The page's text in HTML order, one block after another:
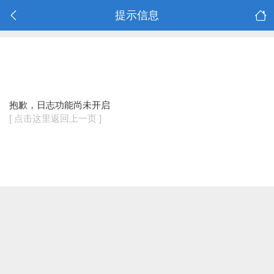
提示信息
抱歉，日志功能尚未开启
[ 点击这里返回上一页 ]